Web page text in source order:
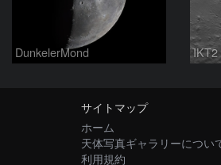
DunkelerMond IKT2
サイトマップ
ホーム
天体写真ギャラリーについ
利用規約